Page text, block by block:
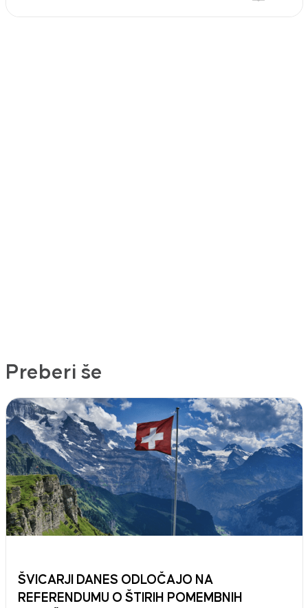
Preberi še
ŠVICARJI DANES ODLOČAJO NA
REFERENDUMU O ŠTIRIH POMEMBNIH